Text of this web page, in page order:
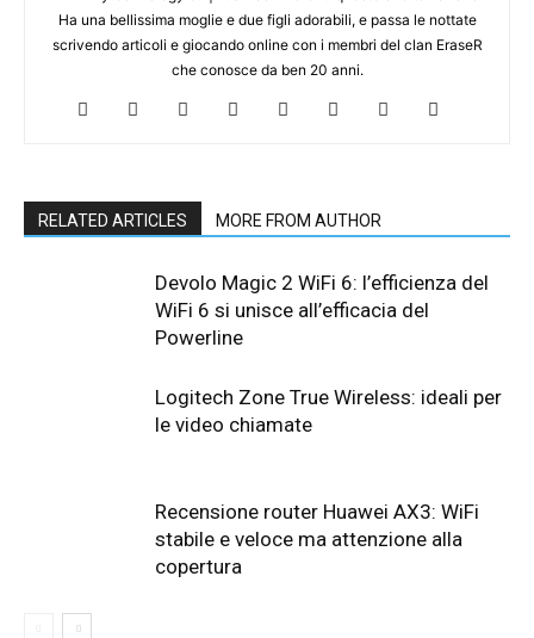
Ha una bellissima moglie e due figli adorabili, e passa le nottate
scrivendo articoli e giocando online con i membri del clan EraseR
che conosce da ben 20 anni.
RELATED ARTICLES MORE FROM AUTHOR
Devolo Magic 2 WiFi 6: l’efficienza del
WiFi 6 si unisce all’efficacia del
Powerline
Logitech Zone True Wireless: ideali per
le video chiamate
Recensione router Huawei AX3: WiFi
stabile e veloce ma attenzione alla
copertura